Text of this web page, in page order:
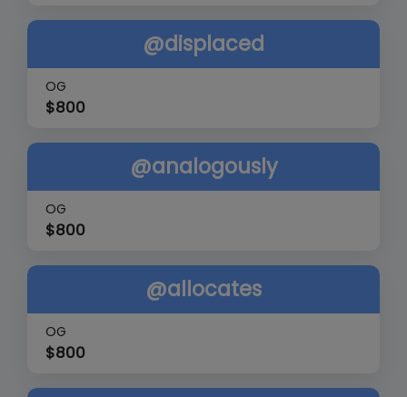
@displaced
OG
$800
@analogously
OG
$800
@allocates
OG
$800